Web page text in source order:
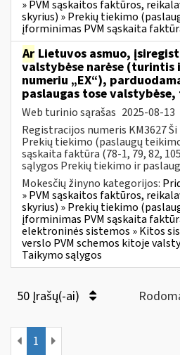
» PVM sąskaitos faktūros,
skyrius) » Prekių tiekimo
įforminimas PVM sąskaita
Ar Lietuvos asmuo,
valstybėse narėse (turintis
numeriu „EX“),
paslaugas tose
Web turinio sąrašas 2025-08-13
Registracijos numeris KM3627
Prekių tiekimo (paslaugų
sąskaita faktūra (78-1, 79, 82,
sąlygos Prekių tiekimo ir
Mokesčių žinyno kategorijos:
» PVM sąskaitos faktūros,
skyrius) » Prekių tiekimo
įforminimas PVM sąskaita
elektroninės sistemos » Kitos
verslo PVM schemos kitoje
Taikymo sąlygos
50 Įrašų(-ai)
1